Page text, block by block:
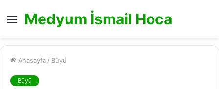
MenüMedyum İsmail Hoca
Anasayfa / Büyü
Büyü